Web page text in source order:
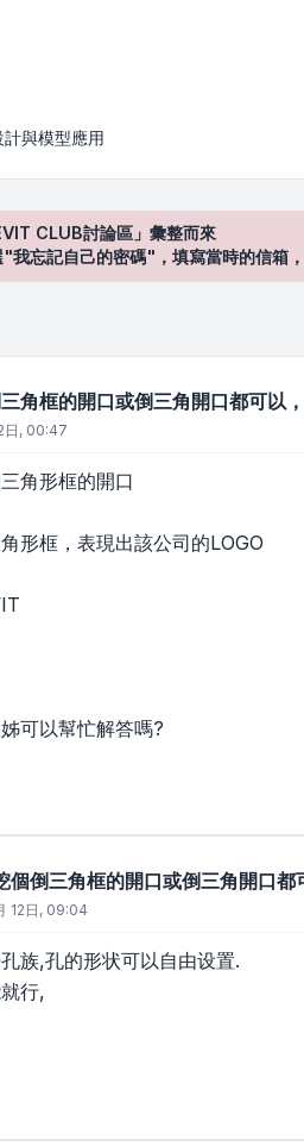
計與模型應用
CLUB討論區」彙整而來
忘記自己的密碼"，填寫當時的信箱，
角框的開口或倒三角開口都可以
日, 00:47
角形框的開口
形框，表現出該公司的LOGO
可以幫忙解答嗎?
個倒三角框的開口或倒三角開口
12日, 09:04
族,孔的形状可以自由设置.
行,